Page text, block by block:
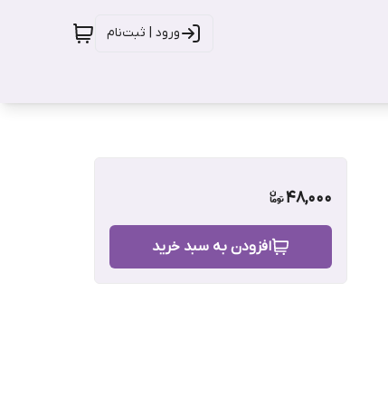
ورود | ثبت‌نام
48,000
افزودن به سبد خرید